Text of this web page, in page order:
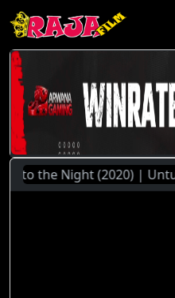
the Night (2020) | Untuk